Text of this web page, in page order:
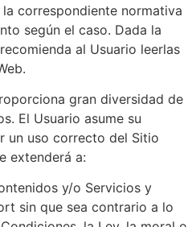
correspondiente normativa
según el caso. Dada la
al Usuario leerlas
gran diversidad de
El Usuario asume su
un uso correcto del Sitio
extenderá a:
y/o Servicios y
sin que sea contrario a lo